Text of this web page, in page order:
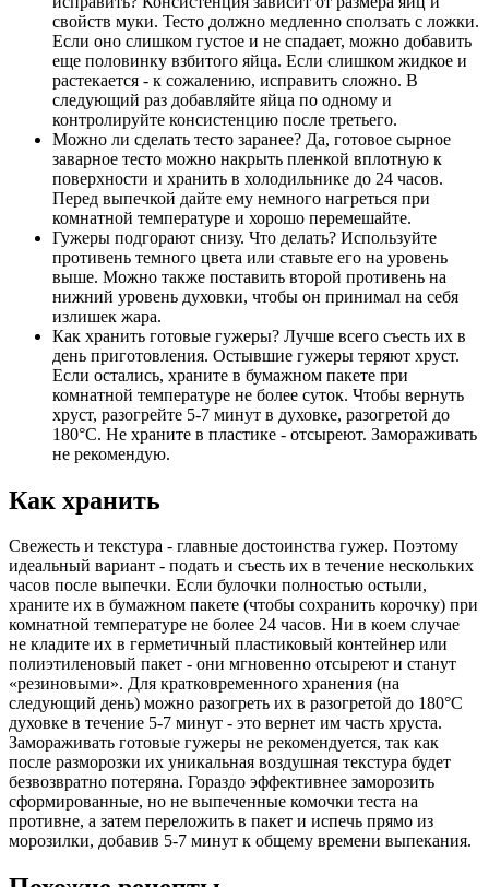
свойств муки. Тесто должно медленно сползать с ложки.
Если оно слишком густое и не спадает, можно добавить
еще половинку взбитого яйца. Если слишком жидкое и
растекается - к сожалению, исправить сложно. В
следующий раз добавляйте яйца по одному и
контролируйте консистенцию после третьего.
Можно ли сделать тесто заранее? Да, готовое сырное
заварное тесто можно накрыть пленкой вплотную к
поверхности и хранить в холодильнике до 24 часов.
Перед выпечкой дайте ему немного нагреться при
комнатной температуре и хорошо перемешайте.
Гужеры подгорают снизу. Что делать? Используйте
противень темного цвета или ставьте его на уровень
выше. Можно также поставить второй противень на
нижний уровень духовки, чтобы он принимал на себя
излишек жара.
Как хранить готовые гужеры? Лучше всего съесть их в
день приготовления. Остывшие гужеры теряют хруст.
Если остались, храните в бумажном пакете при
комнатной температуре не более суток. Чтобы вернуть
хруст, разогрейте 5-7 минут в духовке, разогретой до
180°C. Не храните в пластике - отсыреют. Замораживать
не рекомендую.
Как хранить
Свежесть и текстура - главные достоинства гужер. Поэтому
идеальный вариант - подать и съесть их в течение нескольких
часов после выпечки. Если булочки полностью остыли,
храните их в бумажном пакете (чтобы сохранить корочку) при
комнатной температуре не более 24 часов. Ни в коем случае
не кладите их в герметичный пластиковый контейнер или
полиэтиленовый пакет - они мгновенно отсыреют и станут
«резиновыми». Для кратковременного хранения (на
следующий день) можно разогреть их в разогретой до 180°C
духовке в течение 5-7 минут - это вернет им часть хруста.
Замораживать готовые гужеры не рекомендуется, так как
после разморозки их уникальная воздушная текстура будет
безвозвратно потеряна. Гораздо эффективнее заморозить
сформированные, но не выпеченные комочки теста на
противне, а затем переложить в пакет и испечь прямо из
морозилки, добавив 5-7 минут к общему времени выпекания.